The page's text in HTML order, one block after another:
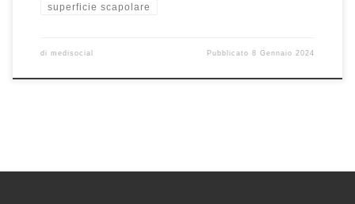
superficie scapolare
di medisocial Pubblicato8 Gennaio 2024